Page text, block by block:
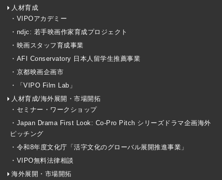
人材育成
・VIPOアカデミー
・ndjc: 若手映画作家育成プロジェクト
・映画スタッフ育成事業
・AFI Conservatory 日本人留学生推薦事業
・京都映画企画市
・「VIPO Film Lab」
人材育成/海外展開・市場開拓
・セミナー・ワークショップ
・Japan Drama First Look: Co-Pro Pitch シリーズドラマ企画海外
ピッチング
・令和8年度文化庁「活字文化のグローバル展開推進事業」
・VIPO無料法律相談
海外展開・市場開拓